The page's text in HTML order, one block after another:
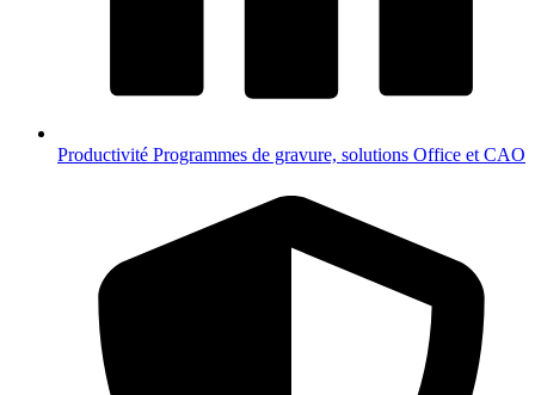
Productivité Programmes de gravure, solutions Office et CAO